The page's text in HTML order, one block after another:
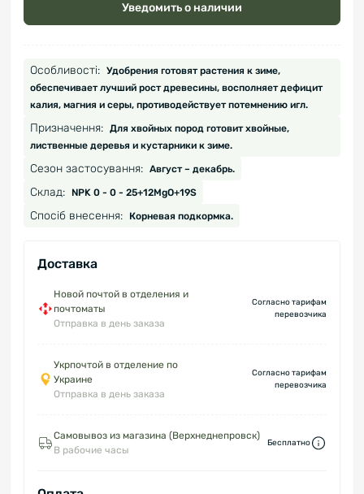
Уведомить о наличии
Особливості: Удобрения готовят растения к зиме,
обеспечивает лучший рост древесины, восполняет дефицит
калия, магния и серы, противодействует потемнению игл.
Призначення: Для хвойных пород готовит хвойные,
лиственные деревья и кустарники к зиме.
Сезон застосування: Август – декабрь.
Склад: NPK 0 - 0 - 25+12MgO+19S
Спосіб внесення: Корневая подкормка.
Доставка
Новой почтой в отделения и
почтоматы
Отправка в день заказа
Согласно тарифам
перевозчика
Укрпочтой в отделение по
Украине
Отправка в день заказа
Согласно тарифам
перевозчика
Самовывоз из магазина (Верхнеднепровск)
В рабочие часы
Бесплатно